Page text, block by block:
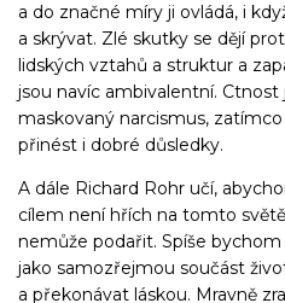
a do značné míry ji ovládá, i
a skrývat. Zlé skutky se dějí
lidských vztahů a struktur a
jsou navíc ambivalentní.
maskovaný narcismus,
přinést i dobré důsledky.
A dále Richard Rohr učí,
cílem není hřích na tomto
nemůže podařit. Spíše
jako samozřejmou součást
a překonávat láskou. Mravně